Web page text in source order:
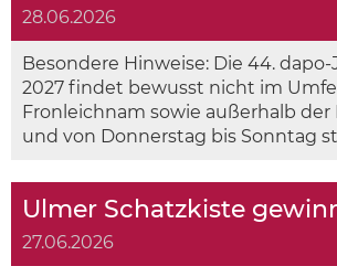
28.06.2026
Besondere Hinweise: Die 44.
2027 findet bewusst nicht im
Fronleichnam sowie außerhalb der
und von Donnerstag bis Sonntag
27.06.2026